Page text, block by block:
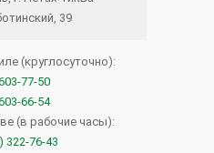
39
(круглосуточно):
77-50
66-54
(в рабочие часы):
322-76-43